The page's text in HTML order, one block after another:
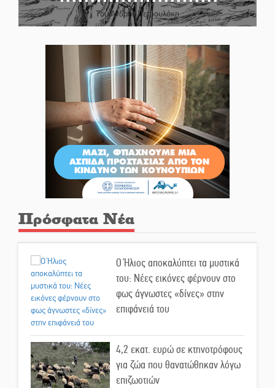
Του Ανδρέα Πετρουλάκη
Πρόσφατα Νέα
Ο Ήλιος αποκαλύπτει τα μυστικά
του: Νέες εικόνες φέρνουν στο
φως άγνωστες «δίνες» στην
επιφάνειά του
4,2 εκατ. ευρώ σε κτηνοτρόφους
για ζώα που θανατώθηκαν λόγω
επιζωοτιών